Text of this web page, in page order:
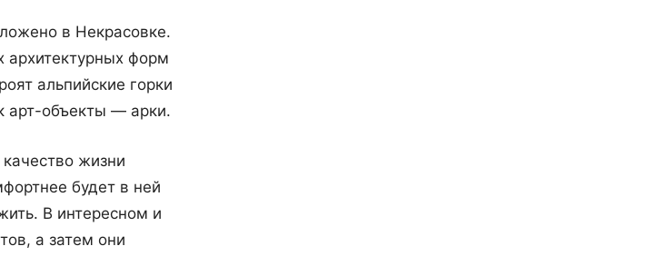
в Некрасовке.
архитектурных форм
альпийские горки
арт-объекты — арки.
жизни
будет в ней
В интересном и
а затем они